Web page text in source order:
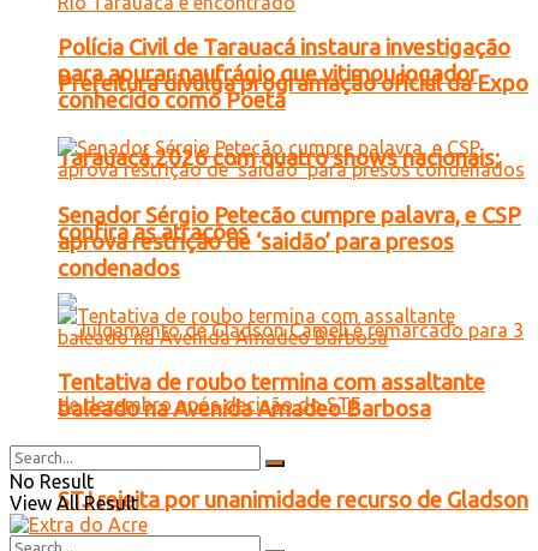
Prefeitura divulga programação oficial da Expo
Tarauacá 2026 com quatro shows nacionais;
confira as atrações
STJ rejeita por unanimidade recurso de Gladson
Polícia Civil de Tarauacá instaura investigação
para apurar naufrágio que vitimou jogador
conhecido como Poeta
Senador Sérgio Petecão cumpre palavra, e CSP
aprova restrição de ‘saidão’ para presos
condenados
Tentativa de roubo termina com assaltante
baleado na Avenida Amadeo Barbosa
No Result
View All Result